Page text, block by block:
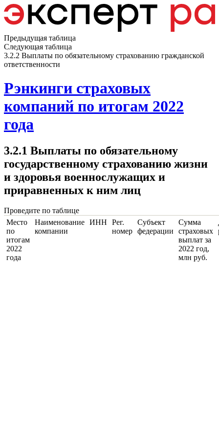
Предыдущая таблица
Следующая таблица
3.2.2 Выплаты по обязательному страхованию гражданской
ответственности
Рэнкинги страховых
компаний по итогам 2022
года
3.2.1 Выплаты по обязательному
государственному страхованию жизни
и здоровья военнослужащих и
приравненных к ним лиц
Проведите по таблице
Место
по
итогам
2022
года
Наименование
компании
ИНН
Рег.
номер
Субъект
федерации
Сумма
страховых
выплат за
2022 год,
млн руб.